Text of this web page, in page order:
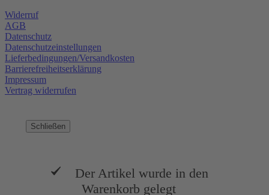
Widerruf
AGB
Datenschutz
Datenschutzeinstellungen
Lieferbedingungen/Versandkosten
Barrierefreiheitserklärung
Impressum
Vertrag widerrufen
Schließen
Der Artikel wurde in den
Warenkorb gelegt